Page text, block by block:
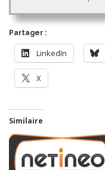
Partager :
LinkedIn
X
Similaire